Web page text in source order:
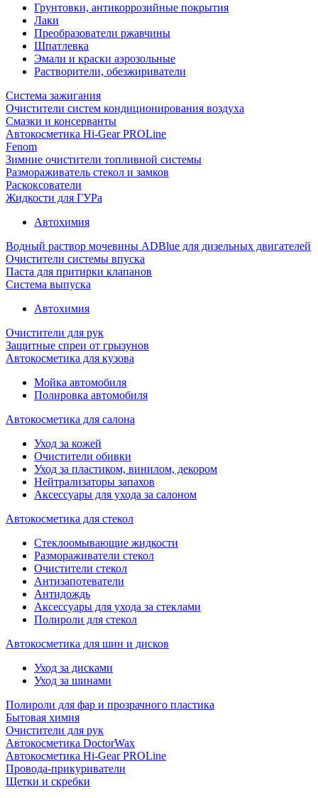
Грунтовки, антикоррозийные покрытия
Лаки
Преобразователи ржавчины
Шпатлевка
Эмали и краски аэрозольные
Растворители, обезжириватели
Система зажигания
Очистители систем кондиционирования воздуха
Смазки и консерванты
Автокосметика Hi-Gear PROLine
Fenom
Зимние очистители топливной системы
Размораживатель стекол и замков
Раскоксователи
Жидкости для ГУРа
Автохимия
Водный раствор мочевины ADBlue для дизельных двигателей
Очистители системы впуска
Паста для притирки клапанов
Система выпуска
Автохимия
Очистители для рук
Защитные спреи от грызунов
Автокосметика для кузова
Мойка автомобиля
Полировка автомобиля
Автокосметика для салона
Уход за кожей
Очистители обивки
Уход за пластиком, винилом, декором
Нейтрализаторы запахов
Аксессуары для ухода за салоном
Автокосметика для стекол
Стеклоомывающие жидкости
Размораживатели стекол
Очистители стекол
Антизапотеватели
Антидождь
Аксессуары для ухода за стеклами
Полироли для стекол
Автокосметика для шин и дисков
Уход за дисками
Уход за шинами
Полироли для фар и прозрачного пластика
Бытовая химия
Очистители для рук
Автокосметика DoctorWax
Автокосметика Hi-Gear PROLine
Провода-прикуриватели
Щетки и скребки